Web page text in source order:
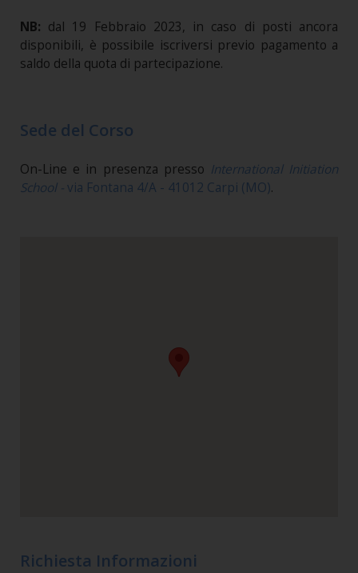
NB: dal 19 Febbraio 2023, in caso di posti ancora
disponibili, è possibile iscriversi previo pagamento a
saldo della quota di partecipazione.
Sede del Corso
On-Line e in presenza presso International Initiation
School - via Fontana 4/A - 41012 Carpi (MO).
Richiesta Informazioni